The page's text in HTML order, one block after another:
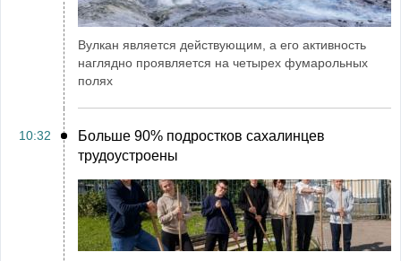
Вулкан является действующим, а его активность
наглядно проявляется на четырех фумарольных
полях
10:32
Больше 90% подростков сахалинцев
трудоустроены